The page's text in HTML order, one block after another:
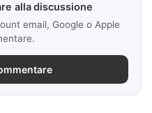
alla discussione
email, Google o Apple